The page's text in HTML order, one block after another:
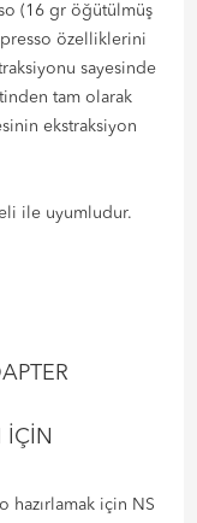
(16 gr öğütülmüş
özelliklerini
sayesinde
tam olarak
ekstraksiyon
ile uyumludur.
İÇİN
hazırlamak için NS